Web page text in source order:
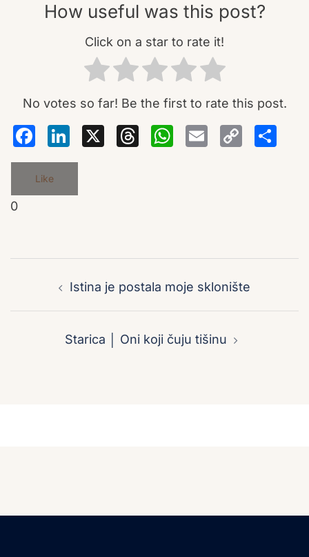
How useful was this post?
Click on a star to rate it!
No votes so far! Be the first to rate this post.
Facebook
LinkedIn
X Threads
Email
Like
0
navigationIstina je postala moje sklonište
Starica │ Oni koji čuju tišinu